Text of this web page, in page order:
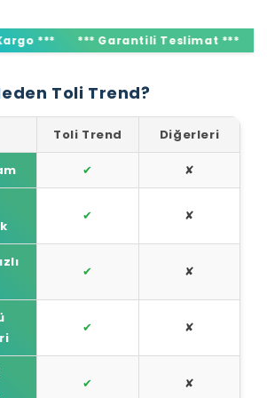
*** *** Garantili Teslimat *** ***
Toli Trend?
Toli Trend Diğerleri
✔ ✘
✔ ✘
✔ ✘
✔ ✘
✔ ✘